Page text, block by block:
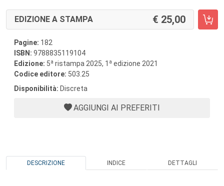
EDIZIONE A STAMPA 25,00
Pagine: 182
ISBN: 9788835119104
Edizione: 5a ristampa 2025, 1 a edizione 2021
Codice editore: 503.25
Disponibilità: Discreta
AGGIUNGI AI PREFERITI
DESCRIZIONE INDICE DETTAGLI